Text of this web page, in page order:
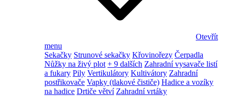
Otevřít
menu
Sekačky Strunové sekačky Křovinořezy Čerpadla
Nůžky na živý plot + 9 dalších Zahradní vysavače listí
a fukary Pily Vertikulátory Kultivátory Zahradní
postřikovače Vapky (tlakové čističe) Hadice a vozíky
na hadice Drtiče větví Zahradní vrtáky